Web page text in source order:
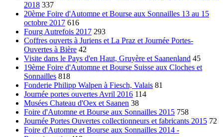
2018 337
20ème Foire d'Automne et Bourse aux Sonnailles 13 au 15
octobre 2017 616
Fourg Autrefois 2017 293
Coffres ouverts à Juriens et La Praz et Journée Portes-
Ouvertes à Bière 42
Visite dans le Pays d'en Haut, Gruyère et Saanenland 45
19ème Foire d'Automne et Bourse Suisse aux Cloches et
Sonnailles 818
Fonderie Philipp Walpen à Fiesch, Valais 81
Journée portes ouvertes Avril 2016 114
Musées Chateau d'Oex et Saanen 38
Foire d'Automne et Bourse aux Sonnailles 2015 758
Journée Portes Ouvertes collectionneurs et fabricants 2015 72
Foire d'Automne et Bourse aux Sonnailles 2014 -